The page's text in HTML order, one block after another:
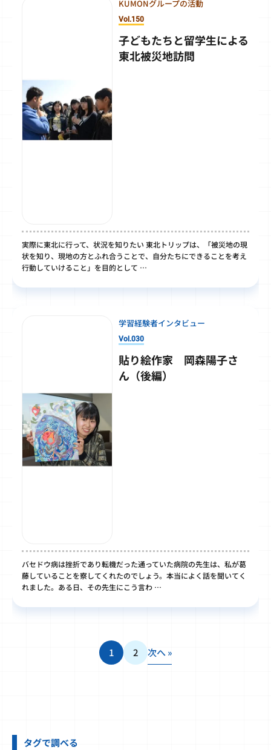
KUMONグループの活動
Vol.150
子どもたちと留学生による
東北被災地訪問
実際に東北に行って、状況を知りたい 東北トリップは、「被災地の現
状を知り、現地の方とふれ合うことで、自分たちにできることを考え
行動していけること」を目的として …
学習経験者インタビュー
Vol.030
貼り絵作家 岡森陽子さ
ん（後編）
バセドウ病は挫折であり転機だった通っていた病院の先生は、私が葛
藤していることを察してくれたのでしょう。本当によく話を聞いてく
れました。ある日、その先生にこう言わ …
1 2 次へ »
タグで調べる